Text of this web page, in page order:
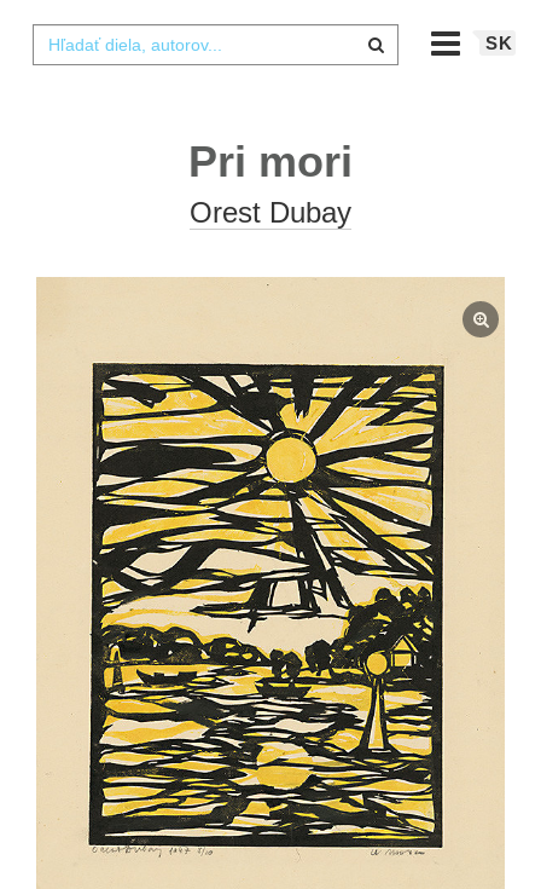
SK
Pri mori
Orest Dubay